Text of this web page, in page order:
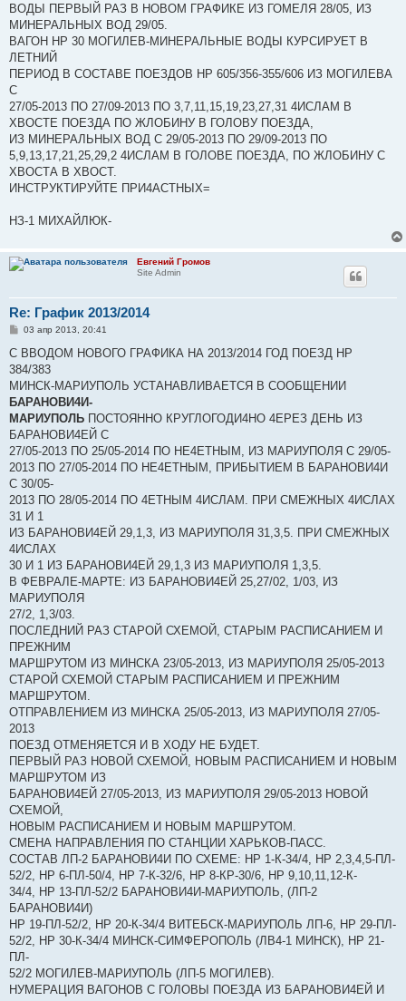
ВОДЫ ПЕРВЫЙ РАЗ В НОВОМ ГРАФИКЕ ИЗ ГОМЕЛЯ 28/05, ИЗ
МИНЕРАЛЬНЫХ ВОД 29/05.
ВАГОН НР 30 МОГИЛЕВ-МИНЕРАЛЬНЫЕ ВОДЫ КУРСИРУЕТ В
ЛЕТНИЙ
ПЕРИОД В СОСТАВЕ ПОЕЗДОВ НР 605/356-355/606 ИЗ МОГИЛЕВА
С
27/05-2013 ПО 27/09-2013 ПО 3,7,11,15,19,23,27,31 4ИСЛАМ В
ХВОСТЕ ПОЕЗДА ПО ЖЛОБИНУ В ГОЛОВУ ПОЕЗДА,
ИЗ МИНЕРАЛЬНЫХ ВОД С 29/05-2013 ПО 29/09-2013 ПО
5,9,13,17,21,25,29,2 4ИСЛАМ В ГОЛОВЕ ПОЕЗДА, ПО ЖЛОБИНУ С
ХВОСТА В ХВОСТ.
ИНСТРУКТИРУЙТЕ ПРИ4АСТНЫХ=
НЗ-1 МИХАЙЛЮК-
Евгений Громов
Site Admin
Re: График 2013/2014
С
о
щ
е
и
е
03 апр 2013, 20:41
С ВВОДОМ НОВОГО ГРАФИКА НА 2013/2014 ГОД ПОЕЗД НР
384/383
МИНСК-МАРИУПОЛЬ УСТАНАВЛИВАЕТСЯ В СООБЩЕНИИ
БАРАНОВИ4И-
МАРИУПОЛЬ ПОСТОЯННО КРУГЛОГОДИ4НО 4ЕРЕЗ ДЕНЬ ИЗ
БАРАНОВИ4ЕЙ С
27/05-2013 ПО 25/05-2014 ПО НЕ4ЕТНЫМ, ИЗ МАРИУПОЛЯ С 29/05-
2013 ПО 27/05-2014 ПО НЕ4ЕТНЫМ, ПРИБЫТИЕМ В БАРАНОВИ4И
С 30/05-
2013 ПО 28/05-2014 ПО 4ЕТНЫМ 4ИСЛАМ. ПРИ СМЕЖНЫХ 4ИСЛАХ
31 И 1
ИЗ БАРАНОВИ4ЕЙ 29,1,3, ИЗ МАРИУПОЛЯ 31,3,5. ПРИ СМЕЖНЫХ
4ИСЛАХ
30 И 1 ИЗ БАРАНОВИ4ЕЙ 29,1,3 ИЗ МАРИУПОЛЯ 1,3,5.
В ФЕВРАЛЕ-МАРТЕ: ИЗ БАРАНОВИ4ЕЙ 25,27/02, 1/03, ИЗ
МАРИУПОЛЯ
27/2, 1,3/03.
ПОСЛЕДНИЙ РАЗ СТАРОЙ СХЕМОЙ, СТАРЫМ РАСПИСАНИЕМ И
ПРЕЖНИМ
МАРШРУТОМ ИЗ МИНСКА 23/05-2013, ИЗ МАРИУПОЛЯ 25/05-2013
СТАРОЙ СХЕМОЙ СТАРЫМ РАСПИСАНИЕМ И ПРЕЖНИМ
МАРШРУТОМ.
ОТПРАВЛЕНИЕМ ИЗ МИНСКА 25/05-2013, ИЗ МАРИУПОЛЯ 27/05-
2013
ПОЕЗД ОТМЕНЯЕТСЯ И В ХОДУ НЕ БУДЕТ.
ПЕРВЫЙ РАЗ НОВОЙ СХЕМОЙ, НОВЫМ РАСПИСАНИЕМ И НОВЫМ
МАРШРУТОМ ИЗ
БАРАНОВИ4ЕЙ 27/05-2013, ИЗ МАРИУПОЛЯ 29/05-2013 НОВОЙ
СХЕМОЙ,
НОВЫМ РАСПИСАНИЕМ И НОВЫМ МАРШРУТОМ.
СМЕНА НАПРАВЛЕНИЯ ПО СТАНЦИИ ХАРЬКОВ-ПАСС.
СОСТАВ ЛП-2 БАРАНОВИ4И ПО СХЕМЕ: НР 1-К-34/4, НР 2,3,4,5-ПЛ-
52/2, НР 6-ПЛ-50/4, НР 7-К-32/6, НР 8-КР-30/6, НР 9,10,11,12-К-
34/4, НР 13-ПЛ-52/2 БАРАНОВИ4И-МАРИУПОЛЬ, (ЛП-2
БАРАНОВИ4И)
НР 19-ПЛ-52/2, НР 20-К-34/4 ВИТЕБСК-МАРИУПОЛЬ ЛП-6, НР 29-ПЛ-
52/2, НР 30-К-34/4 МИНСК-СИМФЕРОПОЛЬ (ЛВ4-1 МИНСК), НР 21-
ПЛ-
52/2 МОГИЛЕВ-МАРИУПОЛЬ (ЛП-5 МОГИЛЕВ).
НУМЕРАЦИЯ ВАГОНОВ С ГОЛОВЫ ПОЕЗДА ИЗ БАРАНОВИ4ЕЙ И